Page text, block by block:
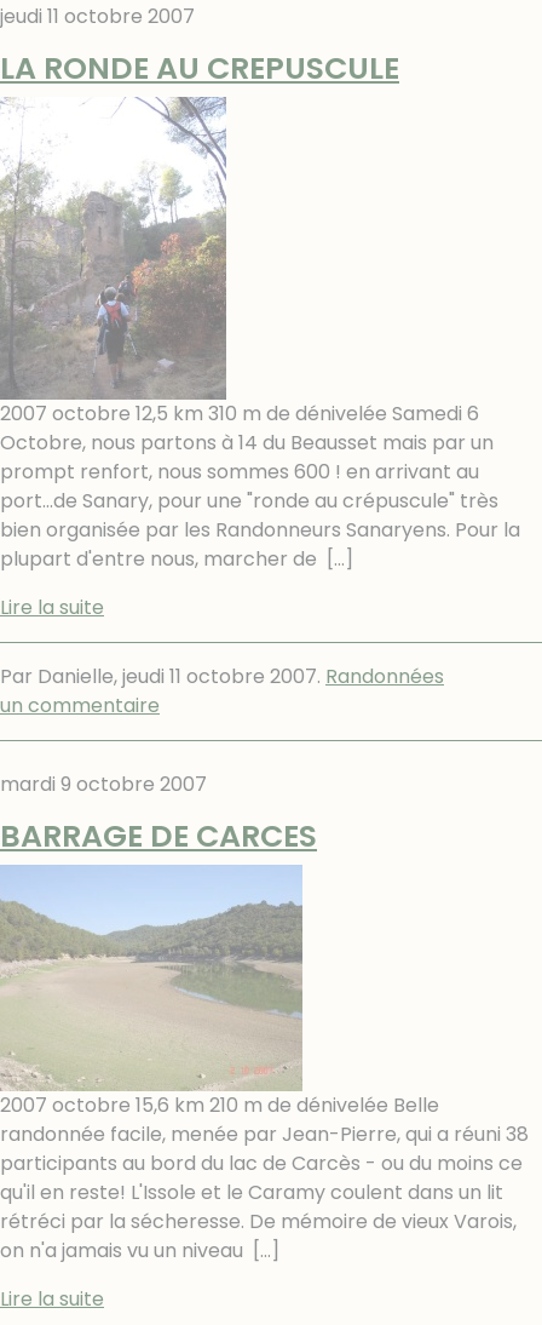
jeudi 11 octobre 2007
LA RONDE AU CREPUSCULE
2007 octobre 12,5 km 310 m de dénivelée Samedi 6
Octobre, nous partons à 14 du Beausset mais par un
prompt renfort, nous sommes 600 ! en arrivant au
port...de Sanary, pour une "ronde au crépuscule" très
bien organisée par les Randonneurs Sanaryens. Pour la
plupart d'entre nous, marcher de
[…]
Lire la suite
Par Danielle,jeudi 11 octobre 2007. Randonnées
un commentaire
mardi 9 octobre 2007
BARRAGE DE CARCES
2007 octobre 15,6 km 210 m de dénivelée Belle
randonnée facile, menée par Jean-Pierre, qui a réuni 38
participants au bord du lac de Carcès - ou du moins ce
qu'il en reste! L'Issole et le Caramy coulent dans un lit
rétréci par la sécheresse. De mémoire de vieux Varois,
on n'a jamais vu un niveau
[…]
Lire la suite